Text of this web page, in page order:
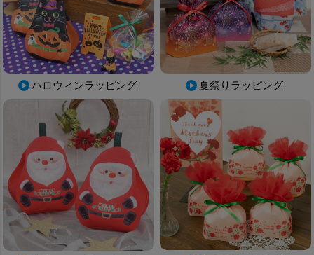
ハロウィンラッピング 夏祭りラッピング